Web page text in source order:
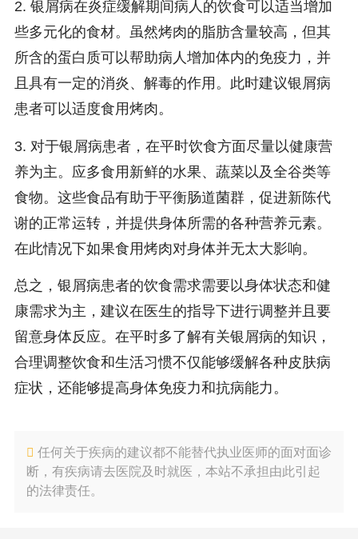
2. 银屑病在炎症缓解期间病人的饮食可以适当增加
些多元化的食材。虽然烤肉的脂肪含量较高，但其
所含的蛋白质可以帮助病人增加体内的免疫力，并
且具有一定的消炎、解毒的作用。此时建议银屑病
患者可以适度食用烤肉。
3. 对于银屑病患者，在平时饮食方面尽量以健康营
养为主。应多食用新鲜的水果、蔬菜以及全谷类等
食物。这些食品有助于平衡肠道菌群，促进新陈代
谢的正常运转，并提供身体所需的各种营养元素。
在此情况下如果食用烤肉对身体并无太大影响。
总之，银屑病患者的饮食需求需要以身体状态和健
康需求为主，建议在医生的指导下进行调整并且要
留意身体反应。在平时多了解有关银屑病的知识，
合理调整饮食和生活习惯不仅能够缓解各种皮肤病
症状，还能够提高身体免疫力和抗病能力。
任何关于疾病的建议都不能替代执业医师的面对面诊
断，有疾病请去医院及时就医，本站不承担由此引起
的法律责任。